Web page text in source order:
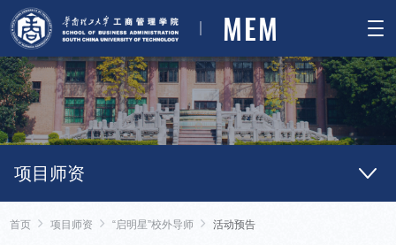
MEM
项目师资
首页 项目师资 “启明星”校外导师 活动预告